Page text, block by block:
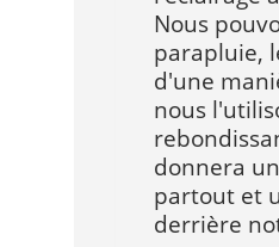
Nous
parapluie,
d'une
nous
donnera
partout et
derrière